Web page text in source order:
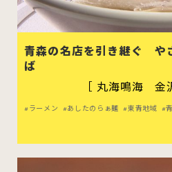
青森の名店を引き継ぐ や
ば
［ 丸海鳴海 金
ラーメン あしたのらぁ麺 東青地域